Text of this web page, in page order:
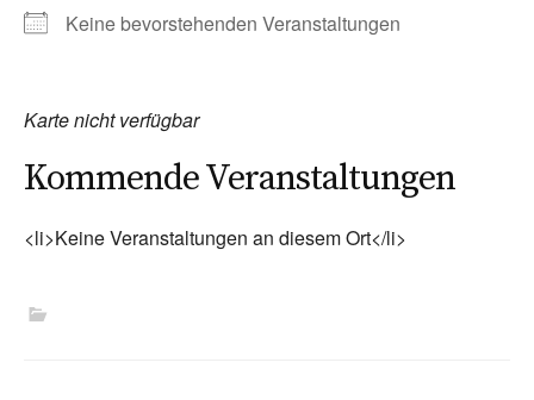
Keine bevorstehenden Veranstaltungen
Karte nicht verfügbar
Kommende Veranstaltungen
<li>Keine Veranstaltungen an diesem Ort</li>